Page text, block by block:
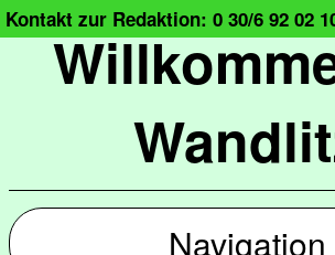
Kontakt zur Redaktion: 0 30/6 92 02
Navigation